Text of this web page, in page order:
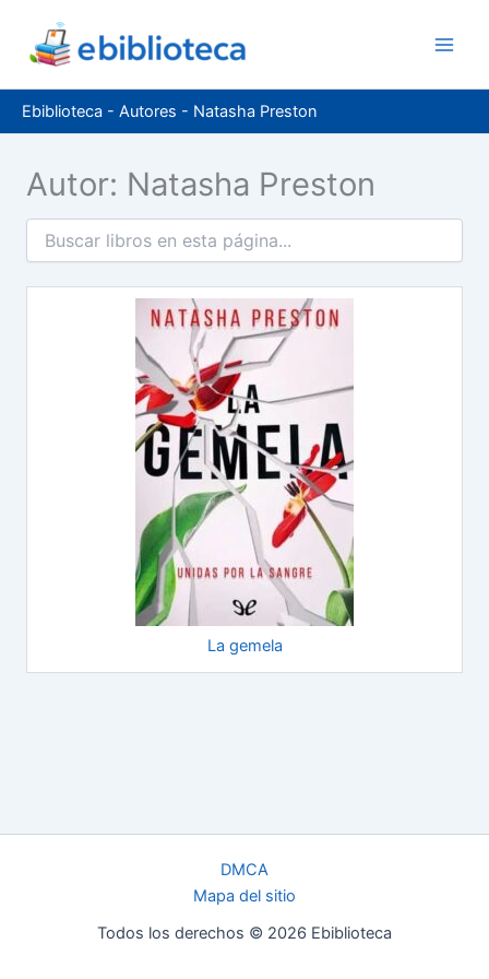
contenido
Ebiblioteca - Autores - Natasha Preston
Autor: Natasha Preston
La gemela
DMCA
Mapa del sitio
Todos los derechos © 2026 Ebiblioteca